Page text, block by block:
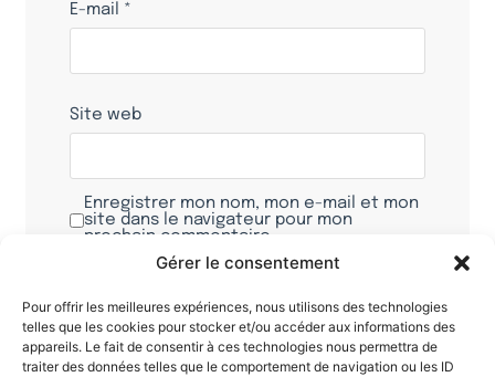
Gérer le consentement
Pour offrir les meilleures expériences, nous utilisons des technologies
telles que les cookies pour stocker et/ou accéder aux informations des
appareils. Le fait de consentir à ces technologies nous permettra de
traiter des données telles que le comportement de navigation ou les ID
E-mail *
Site web
Enregistrer mon nom, mon e-mail et mon
site dans le navigateur pour mon
prochain commentaire.